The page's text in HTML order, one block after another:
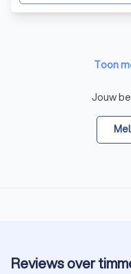
Toon
Jouw
Reviews over